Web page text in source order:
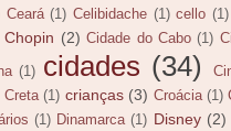
Ceará (1) Celibidache (1) cello (1)
Chopin (2) Cidade do Cabo (1)
(1) cidades (34)
Creta (1) crianças (3) Croácia (1)
(1) Dinamarca (1) Disney (2)